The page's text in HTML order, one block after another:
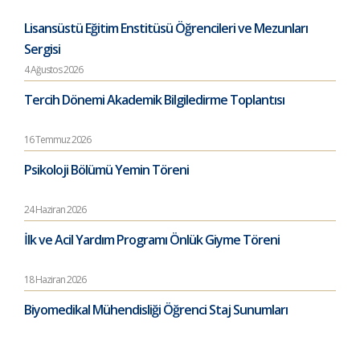
Lisansüstü Eğitim Enstitüsü Öğrencileri ve Mezunları
Sergisi
4 Ağustos 2026
Tercih Dönemi Akademik Bilgiledirme Toplantısı
16 Temmuz 2026
Psikoloji Bölümü Yemin Töreni
24 Haziran 2026
İlk ve Acil Yardım Programı Önlük Giyme Töreni
18 Haziran 2026
Biyomedikal Mühendisliği Öğrenci Staj Sunumları